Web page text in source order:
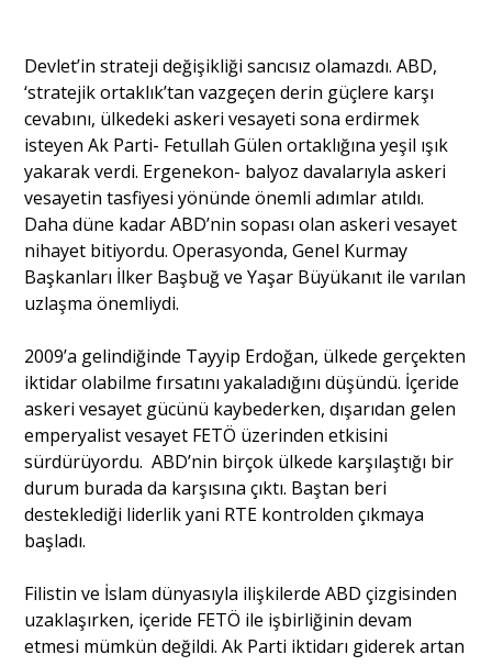
Devlet’in strateji değişikliği sancısız olamazdı. ABD,
‘stratejik ortaklık’tan vazgeçen derin güçlere karşı
cevabını, ülkedeki askeri vesayeti sona erdirmek
isteyen Ak Parti- Fetullah Gülen ortaklığına yeşil ışık
yakarak verdi. Ergenekon- balyoz davalarıyla askeri
vesayetin tasfiyesi yönünde önemli adımlar atıldı.
Daha düne kadar ABD’nin sopası olan askeri vesayet
nihayet bitiyordu. Operasyonda, Genel Kurmay
Başkanları İlker Başbuğ ve Yaşar Büyükanıt ile varılan
uzlaşma önemliydi.
2009’a gelindiğinde Tayyip Erdoğan, ülkede gerçekten
iktidar olabilme fırsatını yakaladığını düşündü. İçeride
askeri vesayet gücünü kaybederken, dışarıdan gelen
emperyalist vesayet FETÖ üzerinden etkisini
sürdürüyordu. ABD’nin birçok ülkede karşılaştığı bir
durum burada da karşısına çıktı. Baştan beri
desteklediği liderlik yani RTE kontrolden çıkmaya
başladı.
Filistin ve İslam dünyasıyla ilişkilerde ABD çizgisinden
uzaklaşırken, içeride FETÖ ile işbirliğinin devam
etmesi mümkün değildi. Ak Parti iktidarı giderek artan